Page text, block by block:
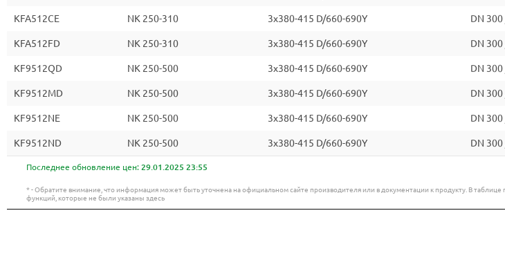
KFA512CE NK 250-310 3x380-415 D/660-690Y DN
KFA512FD NK 250-310 3x380-415 D/660-690Y DN
KF9512QD NK 250-500 3x380-415 D/660-690Y DN
KF9512MD NK 250-500 3x380-415 D/660-690Y DN
KF9512NE NK 250-500 3x380-415 D/660-690Y DN
KF9512ND NK 250-500 3x380-415 D/660-690Y DN
Последнее обновление цен: 29.01.2025 23:55
* - Обратите внимание, что информация может быть уточнена на официальном сайте производителя или в документации к продукту. В
функций, которые не были указаны здесь